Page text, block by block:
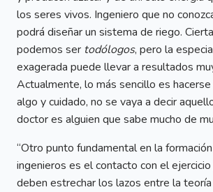
los seres vivos. Ingeniero que no
podrá diseñar un sistema de riego.
podemos ser todólogos, pero la
exagerada puede llevar a resultados
Actualmente, lo más sencillo es
algo y cuidado, no se vaya a decir
doctor es alguien que sabe mucho de
“Otro punto fundamental en la
ingenieros es el contacto con el
deben estrechar los lazos entre la teoría